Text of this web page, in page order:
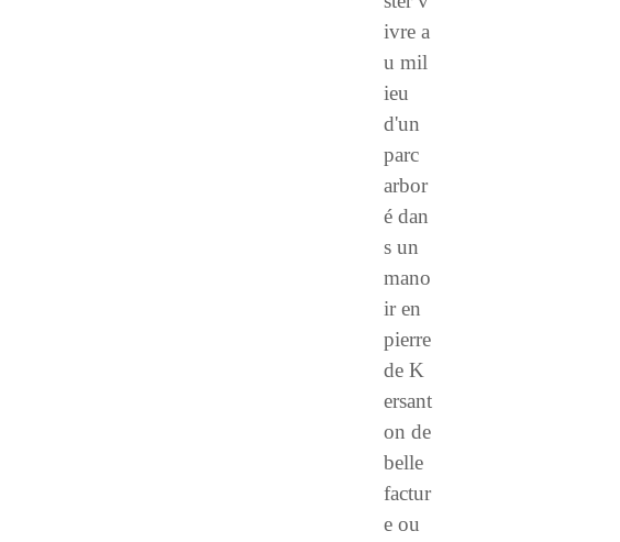
ivre a
u mil
ieu
d'un
parc
arbor
é dan
s un
mano
ir en
pierre
de K
ersant
on de
belle
factur
e ou